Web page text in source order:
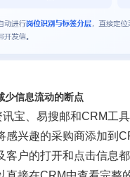
少信息流动的断点
讯宝、易搜邮和CRM工
感兴趣的采购商添加到
客户的打开和点击信息